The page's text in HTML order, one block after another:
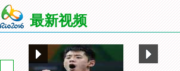
最新视频